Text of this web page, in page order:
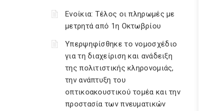
Ενοίκια: Τέλος οι πληρωμές με
μετρητά από 1η Οκτωβρίου
Υπερψηφίσθηκε το νομοσχέδιο
για τη διαχείριση και ανάδειξη
της πολιτιστικής κληρονομιάς,
την ανάπτυξη του
οπτικοακουστικού τομέα και την
προστασία των πνευματικών